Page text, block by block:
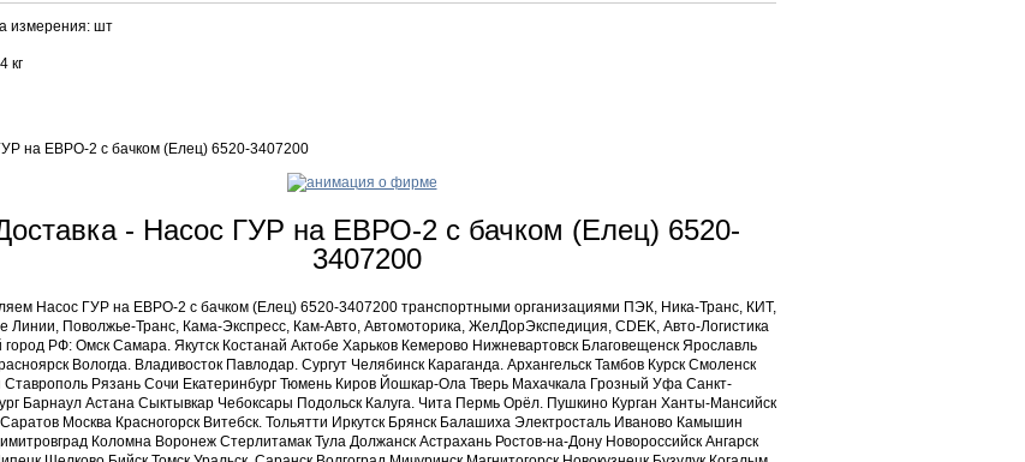
измерения: шт
кг
на ЕВРО-2 с бачком (Елец) 6520-3407200
- Насос ГУР на ЕВРО-2 с бачком (Елец) 6520-
3407200
Насос ГУР на ЕВРО-2 с бачком (Елец) 6520-3407200 транспортными организациями ПЭК, Ника-Транс, КИТ,
Линии, Поволжье-Транс, Кама-Экспресс, Кам-Авто, Автомоторика, ЖелДорЭкспедиция, CDEK, Авто-Логистика
город РФ: Омск Самара. Якутск Костанай Актобе Харьков Кемерово Нижневартовск Благовещенск Ярославль
Вологда. Владивосток Павлодар. Сургут Челябинск Караганда. Архангельск Тамбов Курск Смоленск
Рязань Сочи Екатеринбург Тюмень Киров Йошкар-Ола Тверь Махачкала Грозный Уфа Санкт-
Барнаул Астана Сыктывкар Чебоксары Подольск Калуга. Чита Пермь Орёл. Пушкино Курган Ханты-Мансийск
Москва Красногорск Витебск. Тольятти Иркутск Брянск Балашиха Электросталь Иваново Камышин
Коломна Воронеж Стерлитамак Тула Должанск Астрахань Ростов-на-Дону Новороссийск Ангарск